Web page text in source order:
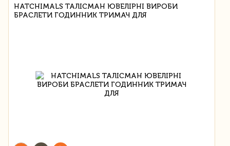
HATCHIMALS ТАЛІСМАН ЮВЕЛІРНІ ВИРОБИ
БРАСЛЕТИ ГОДИННИК ТРИМАЧ ДЛЯ